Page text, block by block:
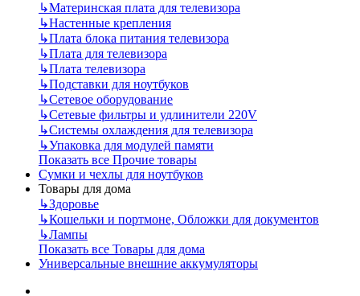
↳Материнская плата для телевизора
↳Настенные крепления
↳Плата блока питания телевизора
↳Плата для телевизора
↳Плата телевизора
↳Подставки для ноутбуков
↳Сетевое оборудование
↳Сетевые фильтры и удлинители 220V
↳Системы охлаждения для телевизора
↳Упаковка для модулей памяти
Показать все Прочие товары
Сумки и чехлы для ноутбуков
Товары для дома
↳Здоровье
↳Кошельки и портмоне, Обложки для документов
↳Лампы
Показать все Товары для дома
Универсальные внешние аккумуляторы